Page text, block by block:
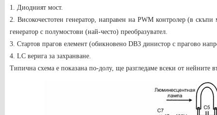
1. Диодният мост.
2. Високочестотен генератор, направен на PWM контролер (в
генератор с полумостови (най-често) преобразувател.
3. Стартов прагов елемент (обикновено DB3 динистор с прагово
4. LC верига за захранване.
Типична схема е показана по-долу, ще разгледаме всеки от нейните